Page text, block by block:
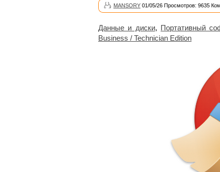
MANSORY 01/05/26 Просмотров: 9635
Данные и диски, Портативный
Business / Technician Edition